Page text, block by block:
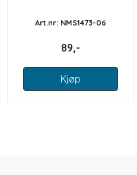
Art.nr: NMS1473-06
89,-
Kjøp